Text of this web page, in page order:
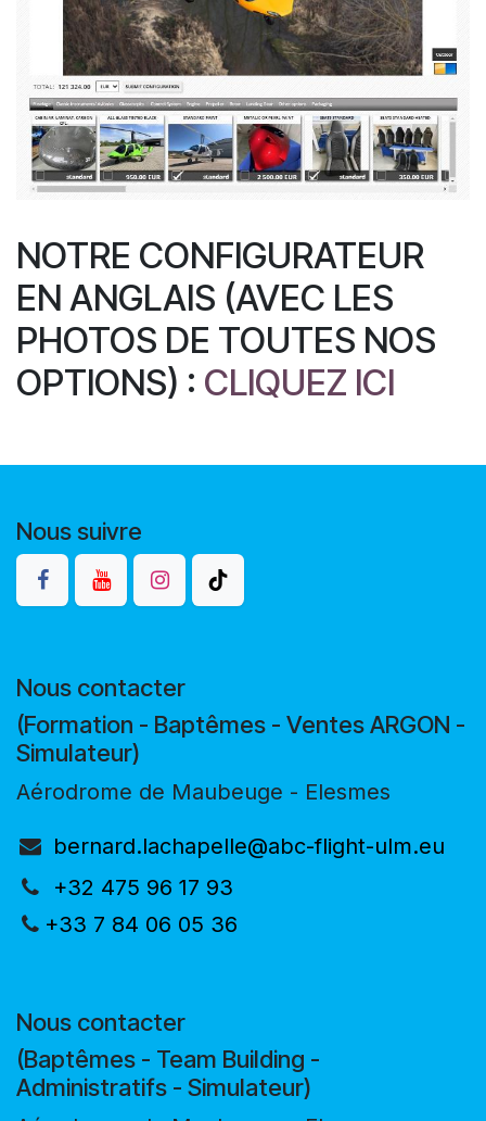
NOTRE CONFIGURATEUR
EN ANGLAIS (AVEC LES
PHOTOS DE TOUTES NOS
OPTIONS) : CLIQUEZ ICI
Nous suivre
Nous contacter
(Formation - Baptêmes - Ventes ARGON -
Simulateur)
Aérodrome de Maubeuge - Elesmes
bernard.lachapelle@abc-flight-ulm.eu
+32 475 96 17 93
+33 7 84 06 05 36
Nous contacter
(Baptêmes - Team Building -
Administratifs - Simulateur)